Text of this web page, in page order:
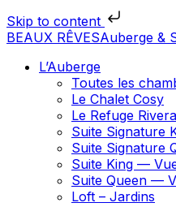
Skip to content
BEAUX RÊVESAuberge &
L’Auberge
Toutes les
Le Chalet Cosy
Le Refuge
Suite Signature
Suite Signature
Suite King —
Suite Queen —
Loft – Jardins